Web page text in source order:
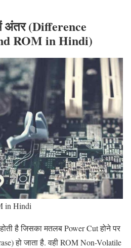
अंतर(Difference
ROM in Hindi)
in Hindi
है जिसका मतलब Power Cut होने पर
हो जाता है. वही ROM Non-Volatile